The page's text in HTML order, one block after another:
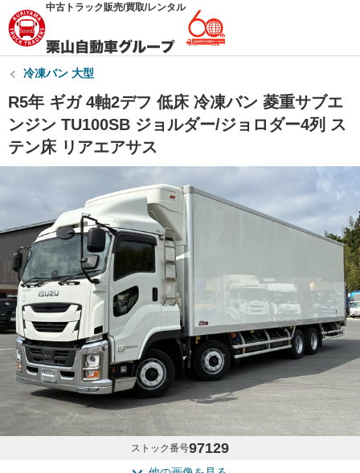
中古トラック販売/買取/レンタル
冷凍バン 大型
R5年 ギガ 4軸2デフ 低床 冷凍バン 菱重サブエ
ンジン TU100SB ジョルダー/ジョロダー4列 ス
テン床 リアエアサス
ストック番号97129